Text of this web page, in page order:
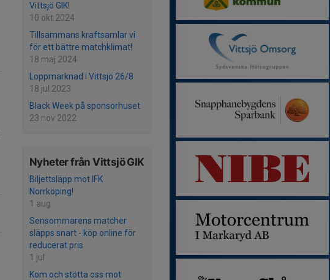
Vittsjö GIK!
10 okt 2024
Tillsammans kraftsamlar vi
för ett bättre matchklimat!
18 maj 2024
Loppmarknad i Vittsjö 26/8
18 jul 2023
Black Week på sponsorhuset
23 nov 2022
Nyheter från Vittsjö GIK
Biljettsläpp mot IFK
Norrköping!
1 aug
Sensommarens matcher
släpps snart - köp online för
reducerat pris
1 jul
Kom och stötta oss mot